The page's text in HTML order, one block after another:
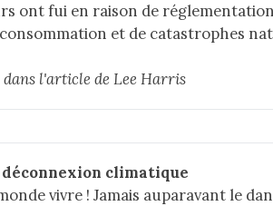
ont fui en raison de
et de catastrophes
l'article de Lee Harris
climatique
vivre ! Jamais auparavant le